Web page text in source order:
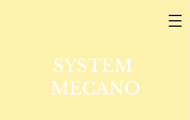
SYSTEM
MECANO